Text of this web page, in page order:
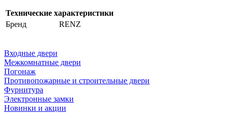
Технические характеристики
Бренд
RENZ
Входные двери
Межкомнатные двери
Погонаж
Противопожарные и строительные двери
Фурнитура
Электронные замки
Новинки и акции